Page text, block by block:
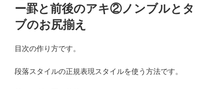
ー罫と前後のアキ②ノンブルとタ
ブのお尻揃え
目次の作り方です。
段落スタイルの正規表現スタイルを使う方法です。